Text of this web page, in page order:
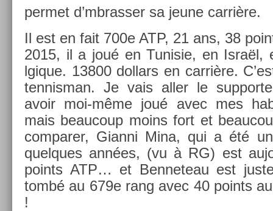
per­met d’mbrass­er sa jeune carrière.
Il est en fait 700e ATP, 21 ans, 38
2015, il a joué en Tunisie, en
lgique. 13800 dol­lars en carrière.
ten­nisman. Je vais aller le
avoir moi-même joué avec mes
mais be­aucoup moins fort et
com­par­er, Gian­ni Mina, qui a été
quel­ques années, (vu à RG) est
points ATP… et Be­nneteau est
tombé au 679e rang avec 40 points
!